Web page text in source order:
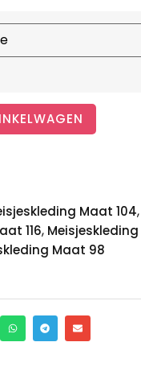
Maat 104,
116, Meisjeskleding
Maat 98